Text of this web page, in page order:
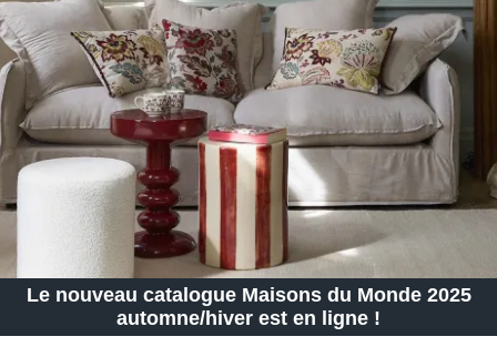
Le nouveau catalogue Maisons du Monde 2025
automne/hiver est en ligne !